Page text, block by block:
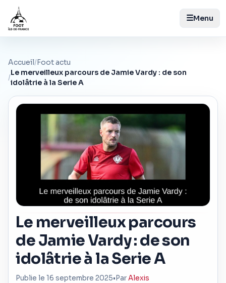
☰Menu
Accueil/Foot actu
/
Le merveilleux parcours de Jamie Vardy : de son
idolâtrie à la Serie A
Le merveilleux parcours
de Jamie Vardy : de son
idolâtrie à la Serie A
Publie le 16 septembre 2025• ParAlexis